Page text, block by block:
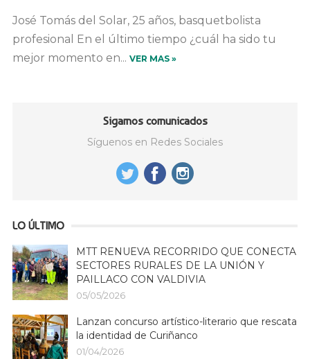
José Tomás del Solar, 25 años, basquetbolista
profesional En el último tiempo ¿cuál ha sido tu
mejor momento en... VER MAS »
Sigamos comunicados
Síguenos en Redes Sociales
LO ÚLTIMO
MTT RENUEVA RECORRIDO QUE CONECTA
SECTORES RURALES DE LA UNIÓN Y
PAILLACO CON VALDIVIA
05/05/2026
Lanzan concurso artístico-literario que rescata
la identidad de Curiñanco
01/04/2026